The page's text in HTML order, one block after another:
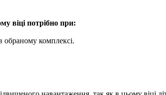
віці потрібно при:
обраному комплексі.